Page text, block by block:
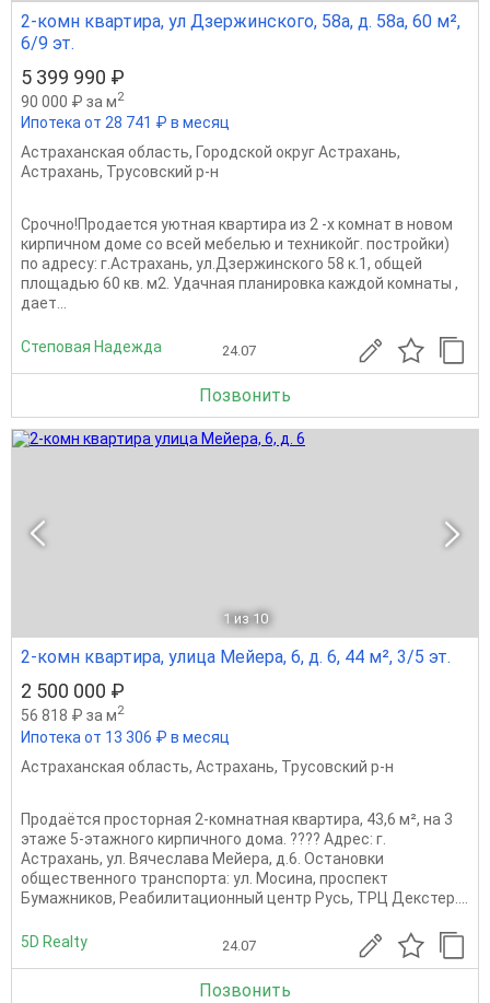
2-комн квартира, ул Дзержинского, 58а, д. 58а, 60 м²,
6/9 эт.
5 399 990 ₽
90 000 ₽ за м2
Ипотека от 28 741 ₽ в месяц
Астраханская область, Городской округ Астрахань,
Астрахань, Трусовский р-н
Срочно!Продается уютная квартира из 2 -х комнат в новом
кирпичном доме со всей мебелью и техникойг. постройки)
по адресу: г.Астрахань, ул.Дзержинского 58 к.1, общей
площадью 60 кв. м2. Удачная планировка каждой комнаты ,
дает...
Степовая Надежда 24.07
Позвонить
1 из 10
2-комн квартира, улица Мейера, 6, д. 6, 44 м², 3/5 эт.
2 500 000 ₽
56 818 ₽ за м2
Ипотека от 13 306 ₽ в месяц
Астраханская область, Астрахань, Трусовский р-н
Продаётся просторная 2‑комнатная квартира, 43,6 м², на 3
этаже 5‑этажного кирпичного дома. ???? Адрес: г.
Астрахань, ул. Вячеслава Мейера, д.6. Остановки
общественного транспорта: ул. Мосина, проспект
Бумажников, Реабилитационный центр Русь, ТРЦ Декстер....
5D Realty 24.07
Позвонить